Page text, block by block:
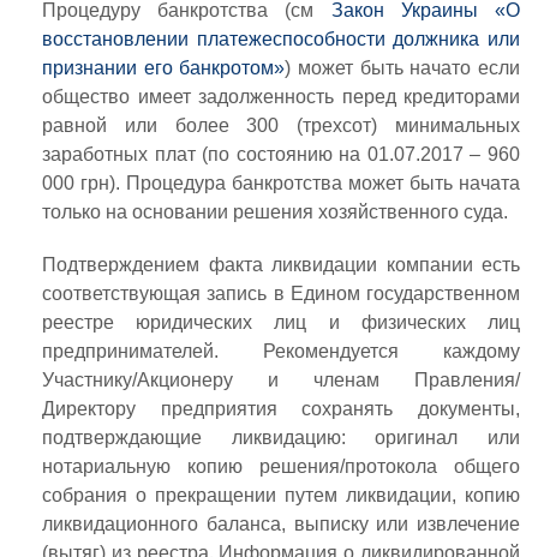
Процедуру банкротства (см Закон Украины «О
восстановлении платежеспособности должника или
признании его банкротом») может быть начато если
общество имеет задолженность перед кредиторами
равной или более 300 (трехсот) минимальных
заработных плат (по состоянию на 01.07.2017 – 960
000 грн). Процедура банкротства может быть начата
только на основании решения хозяйственного суда.
Подтверждением факта ликвидации компании есть
соответствующая запись в Едином государственном
реестре юридических лиц и физических лиц
предпринимателей. Рекомендуется каждому
Участнику/Акционеру и членам Правления/
Директору предприятия сохранять документы,
подтверждающие ликвидацию: оригинал или
нотариальную копию решения/протокола общего
собрания о прекращении путем ликвидации, копию
ликвидационного баланса, выписку или извлечение
(вытяг) из реестра. Информация о ликвидированной